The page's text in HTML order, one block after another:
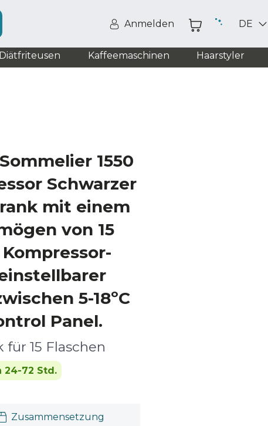
Anmelden DE
Diätfriteusen Kaffeemaschinen Haarstyler
1550
Schwarzer
mit einem
von 15
5-18ºC
Panel.
15 Flaschen
24-72 Std.
Zusammensetzung